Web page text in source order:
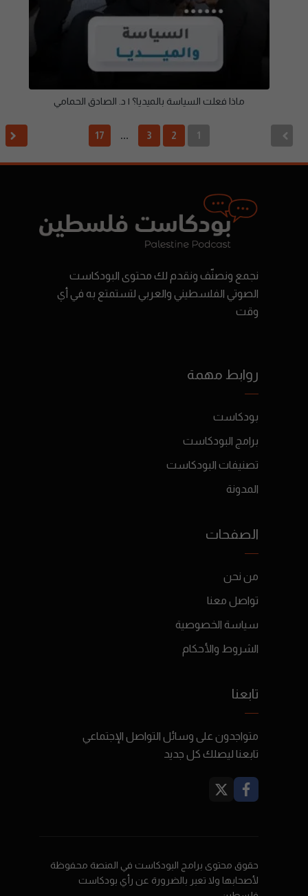
ماذا فعلت السياسة بالميديا؟ | د. الصادق الحمامي
1
2
3
…
17
نجمع ونصنّف ونقدم لك محتوى البودكاست
الصوتي الفلسطيني والعربي لتستمتع به في أي
وقت
روابط مهمة
بودكاست
برامج البودكاست
تصنيفات البودكاست
المدونة
الصفحات
من نحن
تواصل معنا
سياسة الخصوصية
الشروط والأحكام
تابعنا
متواجدون على وسائل التواصل الإجتماعي
تابعنا ليصلك كل جديد
حقوق محتوى برامج البودكاست في المنصة محفوظة
لأصحابها ولا تعبر بالضرورة عن رأي بودكاست